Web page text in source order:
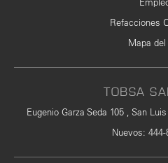
Refacciones
Mapa
TOBSA
Eugenio Garza Seda 105 , San
Nuevos: 444-